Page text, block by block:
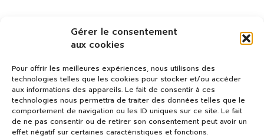
Gérer le consentement
aux cookies
Pour offrir les meilleures expériences, nous utilisons des
technologies telles que les cookies pour stocker et/ou accéder
aux informations des appareils. Le fait de consentir à ces
technologies nous permettra de traiter des données telles que le
comportement de navigation ou les ID uniques sur ce site. Le fait
de ne pas consentir ou de retirer son consentement peut avoir un
effet négatif sur certaines caractéristiques et fonctions.